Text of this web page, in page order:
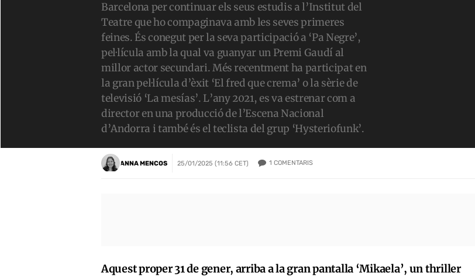
Barcelona per continuar els seus estudis a l’Institut del
Teatre que ho compaginava amb les seves primeres
feines. És conegut per la seva participació a ‘Pa Negre’,
pel·lícula amb la qual va guanyar un Premi Gaudí al
millor actor secundari. Més recentment ha participat en
la gran pel·lícula d’èxit ‘El fred que crema’ o la sèrie de
televisió ‘La mesías’. L’any 2021, es va estrenar com a
director en una producció de l’Escena Nacional
d’Andorra i també és el teclista del grup ‘Hysteriofunk’.
ANNA MENCOS 25/01/2025 (11:56 CET) 1 COMENTARIS
Aquest proper 31 de gener, arriba a la gran pantalla ‘Mikaela’, un thriller